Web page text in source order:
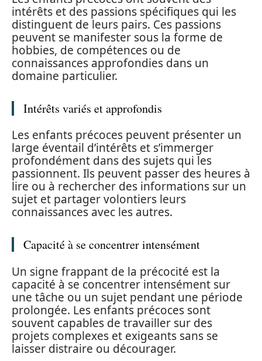
intérêts et des passions spécifiques qui les
distinguent de leurs pairs. Ces passions
peuvent se manifester sous la forme de
hobbies, de compétences ou de
connaissances approfondies dans un
domaine particulier.
Intérêts variés et approfondis
Les enfants précoces peuvent présenter un
large éventail d’intérêts et s’immerger
profondément dans des sujets qui les
passionnent. Ils peuvent passer des heures à
lire ou à rechercher des informations sur un
sujet et partager volontiers leurs
connaissances avec les autres.
Capacité à se concentrer intensément
Un signe frappant de la précocité est la
capacité à se concentrer intensément sur
une tâche ou un sujet pendant une période
prolongée. Les enfants précoces sont
souvent capables de travailler sur des
projets complexes et exigeants sans se
laisser distraire ou décourager.